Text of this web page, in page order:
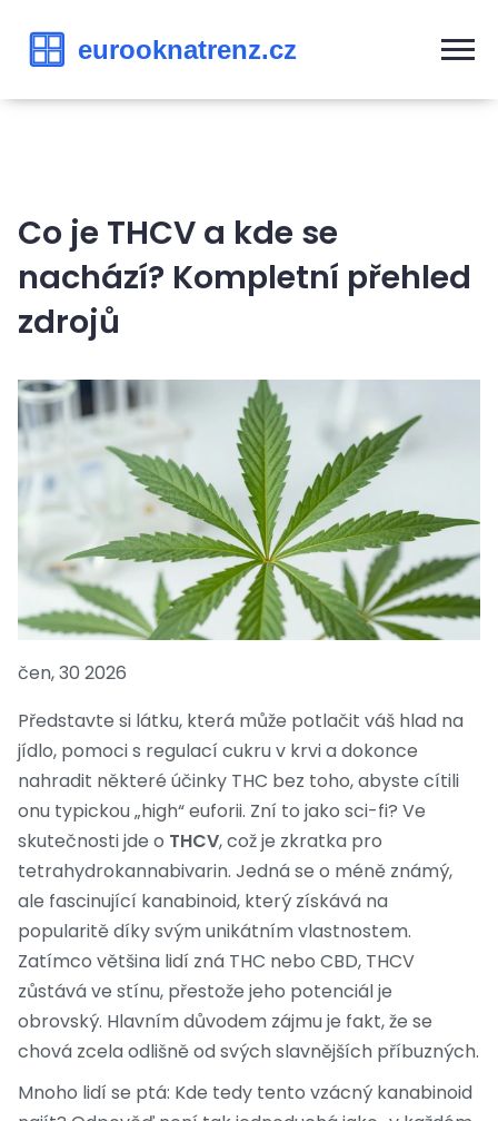
Co je THCV a kde se
nachází? Kompletní přehled
zdrojů
čen, 30 2026
Představte si látku, která může potlačit váš hlad na
jídlo, pomoci s regulací cukru v krvi a dokonce
nahradit některé účinky THC bez toho, abyste cítili
onu typickou „high“ euforii. Zní to jako sci-fi? Ve
skutečnosti jde o THCV, což je zkratka pro
tetrahydrokannabivarin. Jedná se o méně známý,
ale fascinující kanabinoid, který získává na
popularitě díky svým unikátním vlastnostem.
Zatímco většina lidí zná THC nebo CBD, THCV
zůstává ve stínu, přestože jeho potenciál je
obrovský. Hlavním důvodem zájmu je fakt, že se
chová zcela odlišně od svých slavnějších příbuzných.
Mnoho lidí se ptá: Kde tedy tento vzácný kanabinoid